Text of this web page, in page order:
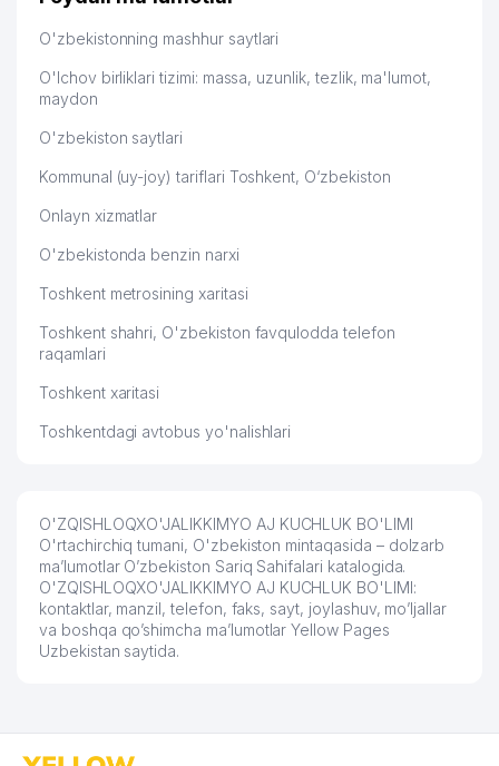
Hamida 03.08.2026 12:45:39
O'zbekistonning mashhur saytlari
O'lchov birliklari tizimi: massa, uzunlik, tezlik, ma'lumot,
maydon
O'zbekiston saytlari
Kommunal (uy-joy) tariflari Toshkent, O‘zbekiston
Onlayn xizmatlar
O'zbekistonda benzin narxi
Toshkent metrosining xaritasi
Toshkent shahri, O'zbekiston favqulodda telefon
raqamlari
Toshkent xaritasi
Toshkentdagi avtobus yo'nalishlari
O'ZQISHLOQXO'JALIKKIMYO AJ KUCHLUK BO'LIMI
O'rtachirchiq tumani, O'zbekiston mintaqasida – dolzarb
ma’lumotlar O’zbekiston Sariq Sahifalari katalogida.
O'ZQISHLOQXO'JALIKKIMYO AJ KUCHLUK BO'LIMI:
kontaktlar, manzil, telefon, faks, sayt, joylashuv, mo’ljallar
va boshqa qo’shimcha ma’lumotlar Yellow Pages
Uzbekistan saytida.